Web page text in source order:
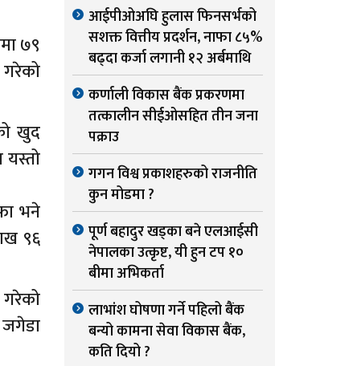
७९
खुद
भने
९६
आईपीओअघि हुलास फिनसर्भको
सशक्त वित्तीय प्रदर्शन, नाफा ८५%
बढ्दा कर्जा लगानी १२ अर्बमाथि
कर्णाली विकास बैंक प्रकरणमा
तत्कालीन सीईओसहित तीन जना
पक्राउ
गगन विश्व प्रकाशहरुको राजनीति
कुन मोडमा ?
पूर्ण बहादुर खड्का बने एलआईसी
नेपालका उत्कृष्ट, यी हुन टप १०
बीमा अभिकर्ता
लाभांश घोषणा गर्ने पहिलो बैंक
बन्यो कामना सेवा विकास बैंक,
कति दियो ?